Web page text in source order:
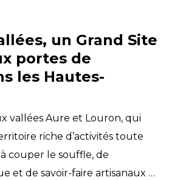
un Grand Site
portes de
les Hautes-
vallées Aure et Louron, qui
riche d’activités toute
à couper le souffle, de
et de savoir-faire artisanaux et